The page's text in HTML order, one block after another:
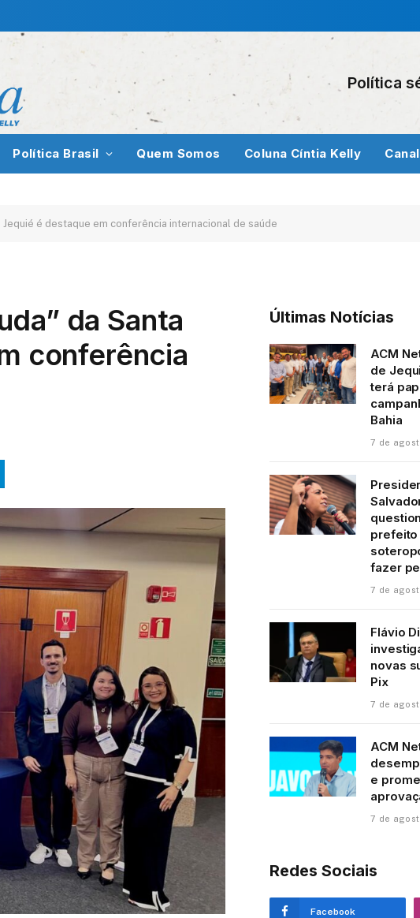
Política
Política Brasil Quem Somos Coluna Cíntia Kelly
Jequié é destaque em conferência internacional de saúde
da Santa
conferência
Últimas Notícias
ACM
de
terá
Bahia
7 de
prefeito
fazer
7 de
Flávio
novas
Pix
7 de
ACM
e
7 de
Redes Sociais
Facebook